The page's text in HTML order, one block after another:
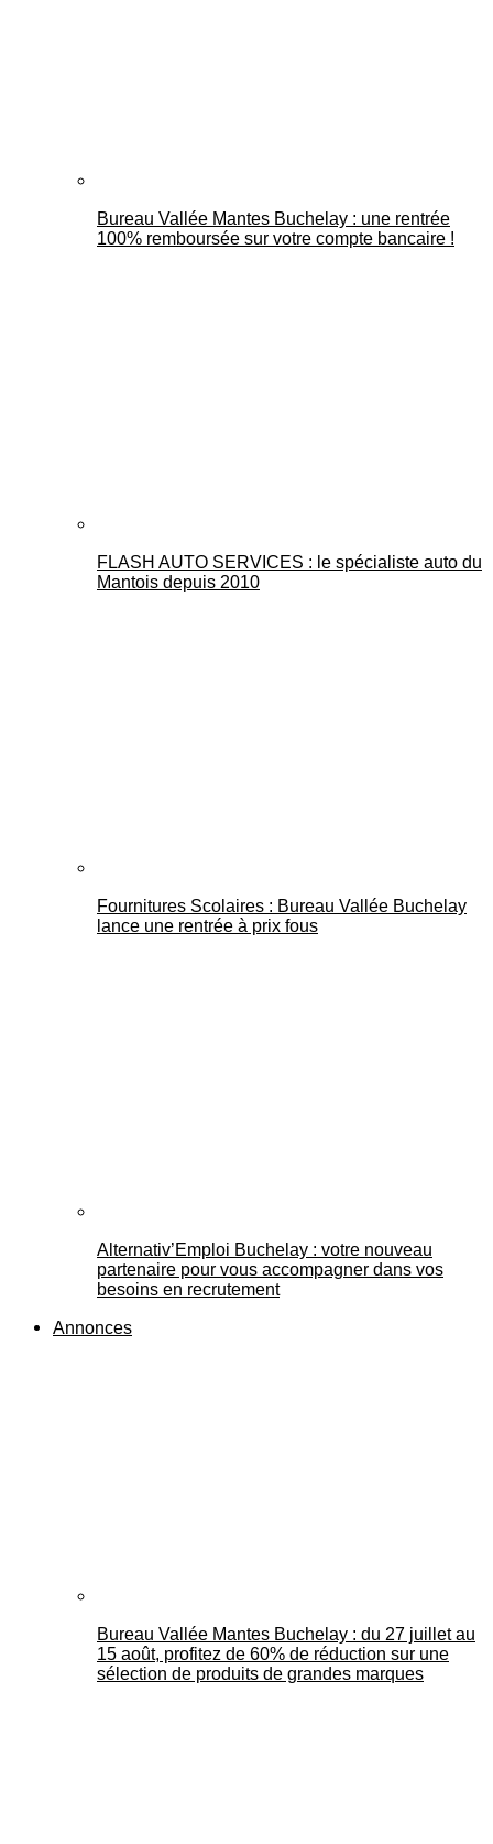
Bureau Vallée Mantes Buchelay : une rentrée
100% remboursée sur votre compte bancaire !
FLASH AUTO SERVICES : le spécialiste auto du
Mantois depuis 2010
Fournitures Scolaires : Bureau Vallée Buchelay
lance une rentrée à prix fous
Alternativ’Emploi Buchelay : votre nouveau
partenaire pour vous accompagner dans vos
besoins en recrutement
Annonces
Bureau Vallée Mantes Buchelay : du 27 juillet au
15 août, profitez de 60% de réduction sur une
sélection de produits de grandes marques